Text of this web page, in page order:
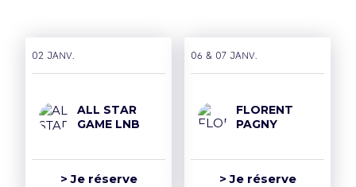
02 janv.
ALL STAR
GAME LNB
> Je réserve
06 & 07 janv.
FLORENT
PAGNY
> Je réserve